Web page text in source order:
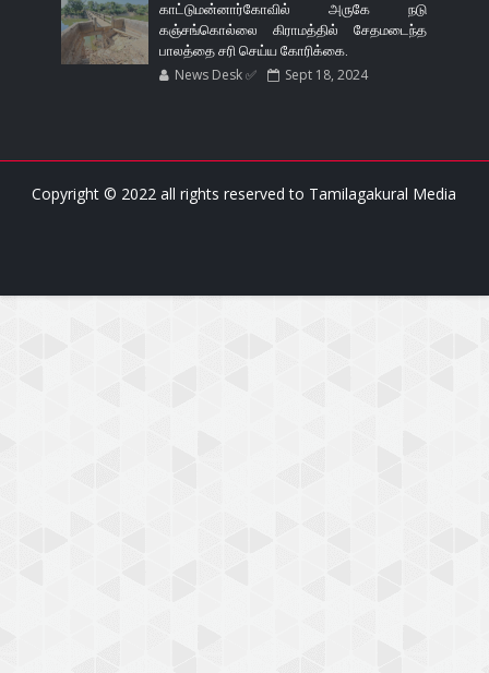
காட்டுமன்னார்கோவில் அருகே நடு
கஞ்சங்கொல்லை கிராமத்தில் சேதமடைந்த
பாலத்தை சரி செய்ய கோரிக்கை.
News Desk ✅ Sept 18, 2024
Copyright © 2022 all rights reserved to Tamilagakural Media